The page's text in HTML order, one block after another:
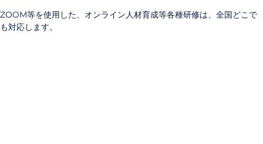
ZOOM等を使用した、オンライン人材育成等各種研修は、全国どこで
も対応します。